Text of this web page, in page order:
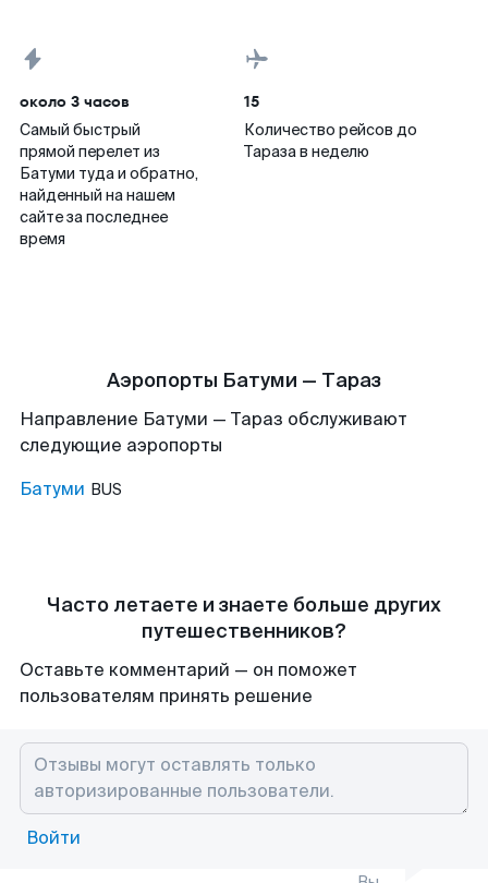
около 3 часов
Самый быстрый
прямой перелет из
Батуми туда и обратно,
найденный на нашем
сайте за последнее
время
15
Количество рейсов до
Тараза в неделю
Аэропорты Батуми — Тараз
Направление Батуми — Тараз обслуживают
следующие аэропорты
Батуми BUS
Часто летаете и знаете больше других
путешественников?
Оставьте комментарий — он поможет
пользователям принять решение
Войти